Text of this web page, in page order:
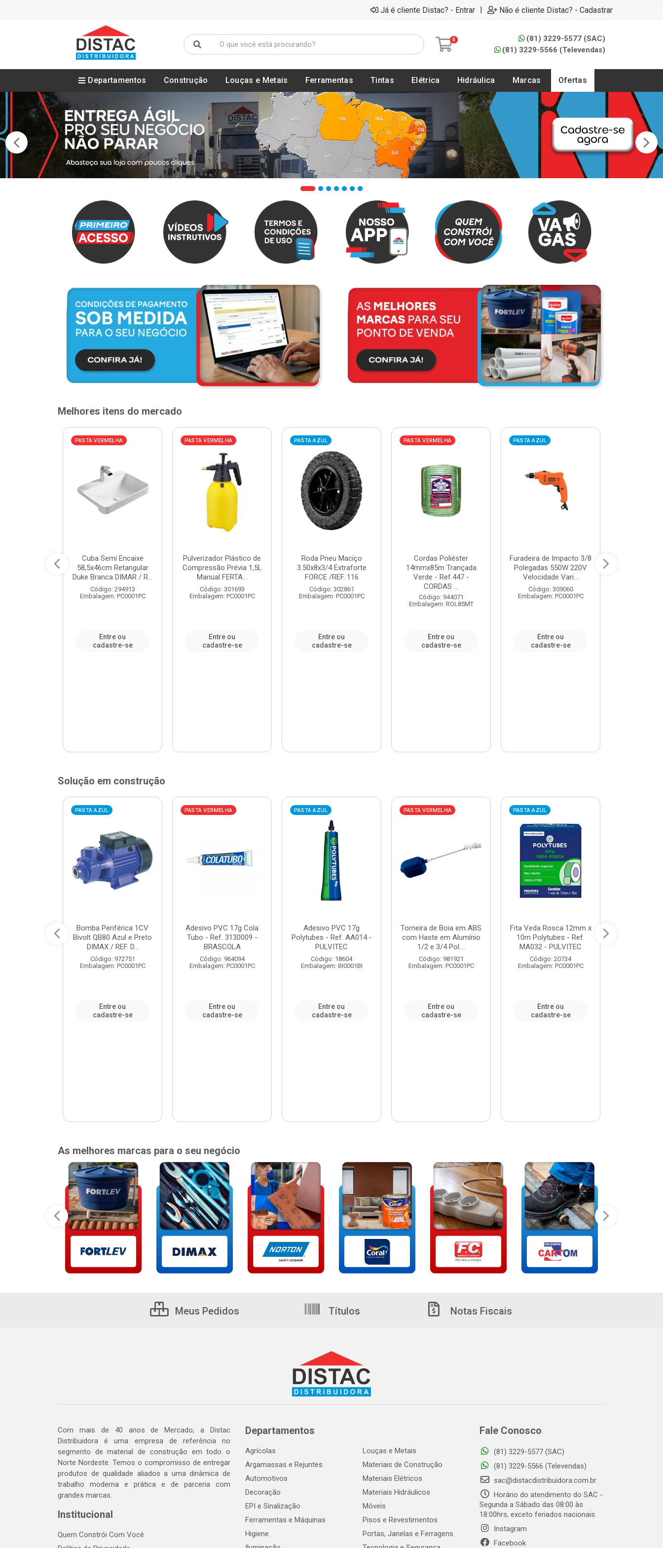
Já é cliente Distac? - Entrar | Não é cliente Distac? - Cadastrar
0
(81) 3229-5577 (SAC)
(81) 3229-5566 (Televendas)
Departamentos Construção Louças e Metais Ferramentas Tintas Elétrica Hidráulica Marcas Ofertas
Melhores itens do mercado
PASTA VERMELHA
Cuba Semi Encaixe
58,5x46cm Retangular
Duke Branca DIMAR / R...
Código: 294913
Embalagem: PC0001PC
Entre ou
cadastre-se
PASTA VERMELHA
Pulverizador Plástico de
Compressão Prévia 1,5L
Manual FERTA...
Código: 301693
Embalagem: PC0001PC
Entre ou
cadastre-se
PASTA AZUL
Roda Pneu Maciço
3.50x8x3/4 Extraforte
FORCE /REF. 116
Código: 302861
Embalagem: PC0001PC
Entre ou
cadastre-se
PASTA VERMELHA
Cordas Poliéster
14mmx85m Trançada
Verde - Ref.447 -
CORDAS ...
Código: 944071
Embalagem: ROL85MT
Entre ou
cadastre-se
PASTA AZUL
Furadeira de Impacto 3/8
Polegadas 550W 220V
Velocidade Vari...
Código: 309060
Embalagem: PC0001PC
Entre ou
cadastre-se
Solução em construção
PASTA AZUL
Bomba Periférica 1CV
Bivolt QB80 Azul e Preto
DIMAX / REF. D...
Código: 972751
Embalagem: PC0001PC
Entre ou
cadastre-se
PASTA VERMELHA
Adesivo PVC 17g Cola
Tubo - Ref. 3130009 -
BRASCOLA
Código: 964094
Embalagem: PC0001PC
Entre ou
cadastre-se
PASTA AZUL
Adesivo PVC 17g
Polytubes - Ref. AA014 -
PULVITEC
Código: 18604
Embalagem: BI0001BI
Entre ou
cadastre-se
PASTA VERMELHA
Torneira de Boia em ABS
com Haste em Alumínio
1/2 e 3/4 Pol....
Código: 981921
Embalagem: PC0001PC
Entre ou
cadastre-se
PASTA AZUL
Fita Veda Rosca 12mm x
10m Polytubes - Ref.
MA032 - PULVITEC
Código: 20734
Embalagem: PC0001PC
Entre ou
cadastre-se
As melhores marcas para o seu negócio
Meus Pedidos Títulos Notas Fiscais
Com mais de 40 anos de Mercado, a Distac
Distribuidora é uma empresa de referência no
segmento de material de construção em todo o
Norte Nordeste. Temos o compromisso de entregar
produtos de qualidade aliados a uma dinâmica de
trabalho moderna e prática e de parceria com
grandes marcas.
Institucional
Quem Constrói Com Você
Departamentos
Agrícolas
Argamassas e Rejuntes
Automotivos
Decoração
EPI e Sinalização
Ferramentas e Máquinas
Higiene
Louças e Metais
Materiais de Construção
Materiais Elétricos
Materiais Hidráulicos
Móveis
Pisos e Revestimentos
Portas, Janelas e Ferragens
Fale Conosco
(81) 3229-5577 (SAC)
(81) 3229-5566 (Televendas)
sac@distacdistribuidora.com.br
Horário do atendimento do SAC -
Segunda a Sábado das 08:00 às
18:00hrs, exceto feriados nacionais.
Instagram
Facebook